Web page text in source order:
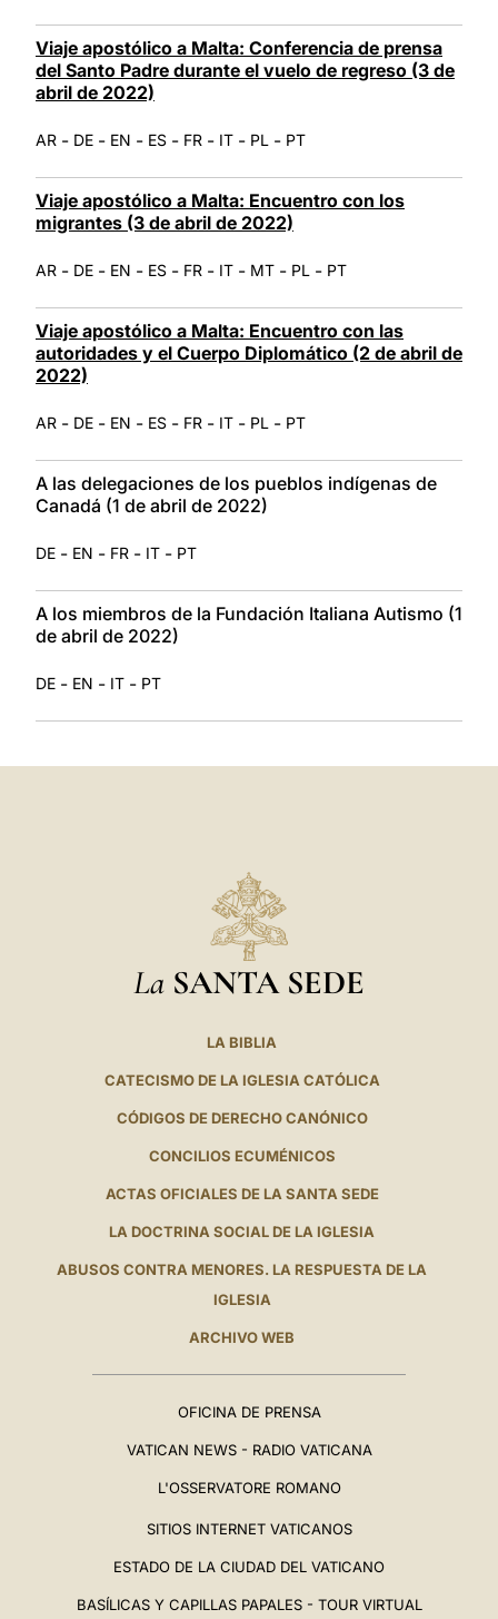
Viaje apostólico a Malta: Conferencia de prensa
del Santo Padre durante el vuelo de regreso (3 de
abril de 2022)
AR - DE - EN - ES - FR - IT - PL - PT
Viaje apostólico a Malta: Encuentro con los
migrantes (3 de abril de 2022)
AR - DE - EN - ES - FR - IT - MT - PL - PT
Viaje apostólico a Malta: Encuentro con las
autoridades y el Cuerpo Diplomático (2 de abril de
2022)
AR - DE - EN - ES - FR - IT - PL - PT
A las delegaciones de los pueblos indígenas de
Canadá (1 de abril de 2022)
DE - EN - FR - IT - PT
A los miembros de la Fundación Italiana Autismo (1
de abril de 2022)
DE - EN - IT - PT
La SANTA SEDE
LA BIBLIA
CATECISMO DE LA IGLESIA CATÓLICA
CÓDIGOS DE DERECHO CANÓNICO
CONCILIOS ECUMÉNICOS
ACTAS OFICIALES DE LA SANTA SEDE
LA DOCTRINA SOCIAL DE LA IGLESIA
ABUSOS CONTRA MENORES. LA RESPUESTA DE LA
IGLESIA
ARCHIVO WEB
OFICINA DE PRENSA
VATICAN NEWS - RADIO VATICANA
L'OSSERVATORE ROMANO
SITIOS INTERNET VATICANOS
ESTADO DE LA CIUDAD DEL VATICANO
BASÍLICAS Y CAPILLAS PAPALES - TOUR VIRTUAL